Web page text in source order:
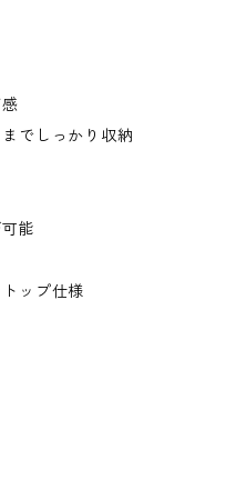
でしっかり収納
能
ップ仕様